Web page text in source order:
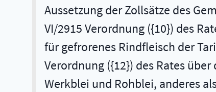
Aussetzung der Zollsätze des
VI/2915 Verordnung ({10}) des
für gefrorenes Rindfleisch der
Verordnung ({12}) des Rates
Werkblei und Rohblei, anderes